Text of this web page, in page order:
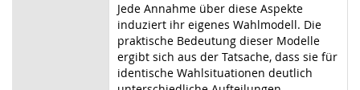
Jede Annahme über diese Aspekte
induziert ihr eigenes Wahlmodell. Die
praktische Bedeutung dieser Modelle
ergibt sich aus der Tatsache, dass sie für
identische Wahlsituationen deutlich